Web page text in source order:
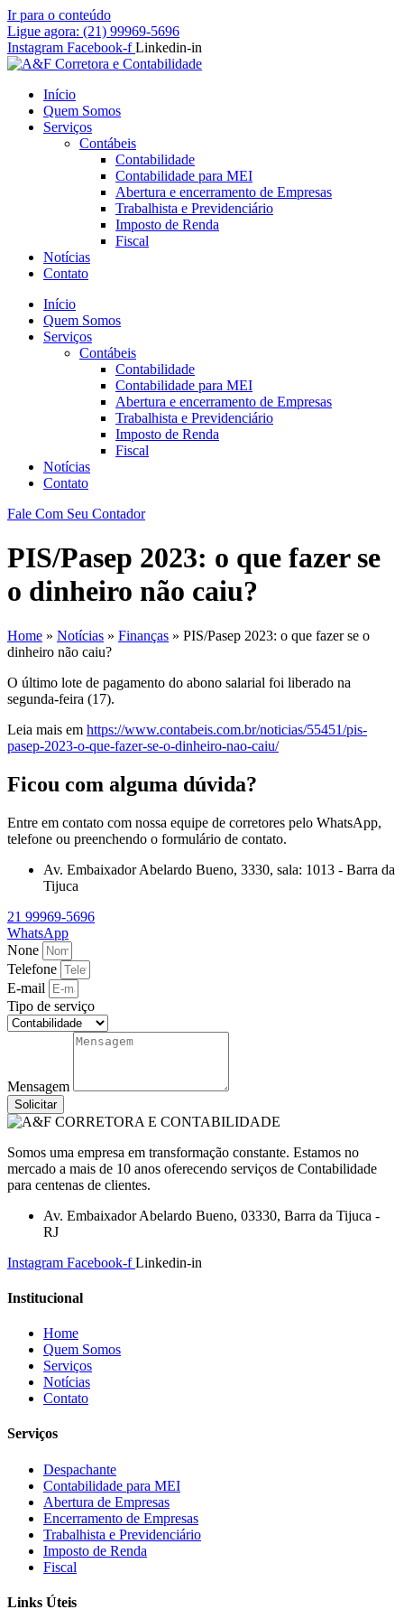
Ir para o conteúdo
Ligue agora: (21) 99969-5696
Instagram Facebook-f Linkedin-in
Início
Quem Somos
Serviços
Contábeis
Contabilidade
Contabilidade para MEI
Abertura e encerramento de Empresas
Trabalhista e Previdenciário
Imposto de Renda
Fiscal
Notícias
Contato
Início
Quem Somos
Serviços
Contábeis
Contabilidade
Contabilidade para MEI
Abertura e encerramento de Empresas
Trabalhista e Previdenciário
Imposto de Renda
Fiscal
Notícias
Contato
Fale Com Seu Contador
PIS/Pasep 2023: o que fazer se
o dinheiro não caiu?
Home » Notícias » Finanças » PIS/Pasep 2023: o que fazer se o
dinheiro não caiu?
O último lote de pagamento do abono salarial foi liberado na
segunda-feira (17).
Leia mais em https://www.contabeis.com.br/noticias/55451/pis-
pasep-2023-o-que-fazer-se-o-dinheiro-nao-caiu/
Ficou com alguma dúvida?
Entre em contato com nossa equipe de corretores pelo WhatsApp,
telefone ou preenchendo o formulário de contato.
Av. Embaixador Abelardo Bueno, 3330, sala: 1013 - Barra da
Tijuca
21 99969-5696
WhatsApp
None
Telefone
E-mail
Tipo de serviço
Mensagem
Solicitar
Somos uma empresa em transformação constante. Estamos no
mercado a mais de 10 anos oferecendo serviços de Contabilidade
para centenas de clientes.
Av. Embaixador Abelardo Bueno, 03330, Barra da Tijuca -
RJ
Instagram Facebook-f Linkedin-in
Institucional
Home
Quem Somos
Serviços
Notícias
Contato
Serviços
Despachante
Contabilidade para MEI
Abertura de Empresas
Encerramento de Empresas
Trabalhista e Previdenciário
Imposto de Renda
Fiscal
Links Úteis